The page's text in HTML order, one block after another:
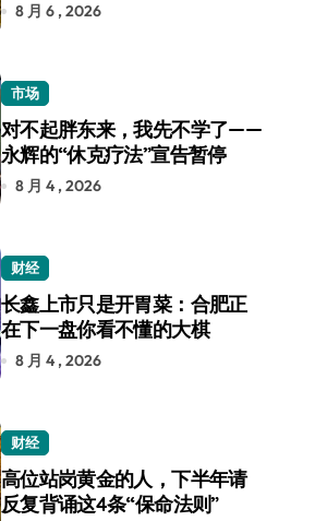
8 月 6 , 2026
市场
对不起胖东来，我先不学了——
永辉的“休克疗法”宣告暂停
8 月 4 , 2026
财经
长鑫上市只是开胃菜：合肥正
在下一盘你看不懂的大棋
8 月 4 , 2026
财经
高位站岗黄金的人，下半年请
反复背诵这4条“保命法则”